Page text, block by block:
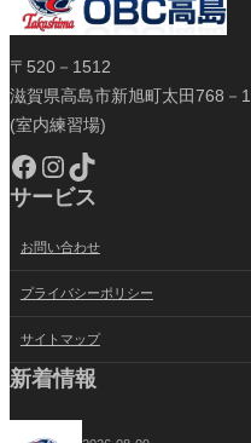
〒520－1512
滋賀県高島市新旭町太田768－1
(室内練習場)
Facebook Instagram TikTok
サービス
お問い合わせ
プライバシーポリシー
サイトマップ
新着情報